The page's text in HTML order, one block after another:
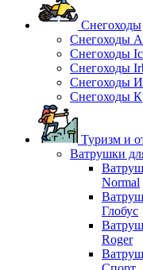
Снегоходы
Снегоходы
Снегоходы
Снегоходы
Снегоходы
Снегоходы
Туризм и
Ватрушки
Normal
Глобус
Roger